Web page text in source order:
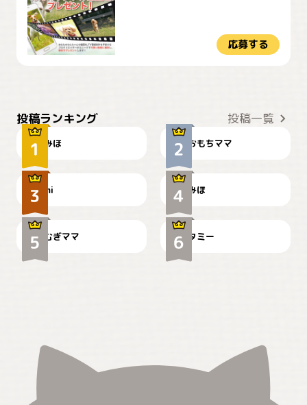
応募する
投稿ランキング 投稿一覧
みほ おもちママ
可愛い？
mi
見てるぞぉ
みほ
🌻とむぎ！
むぎママ
ドーベルマンのお友達邸に
て
タミー